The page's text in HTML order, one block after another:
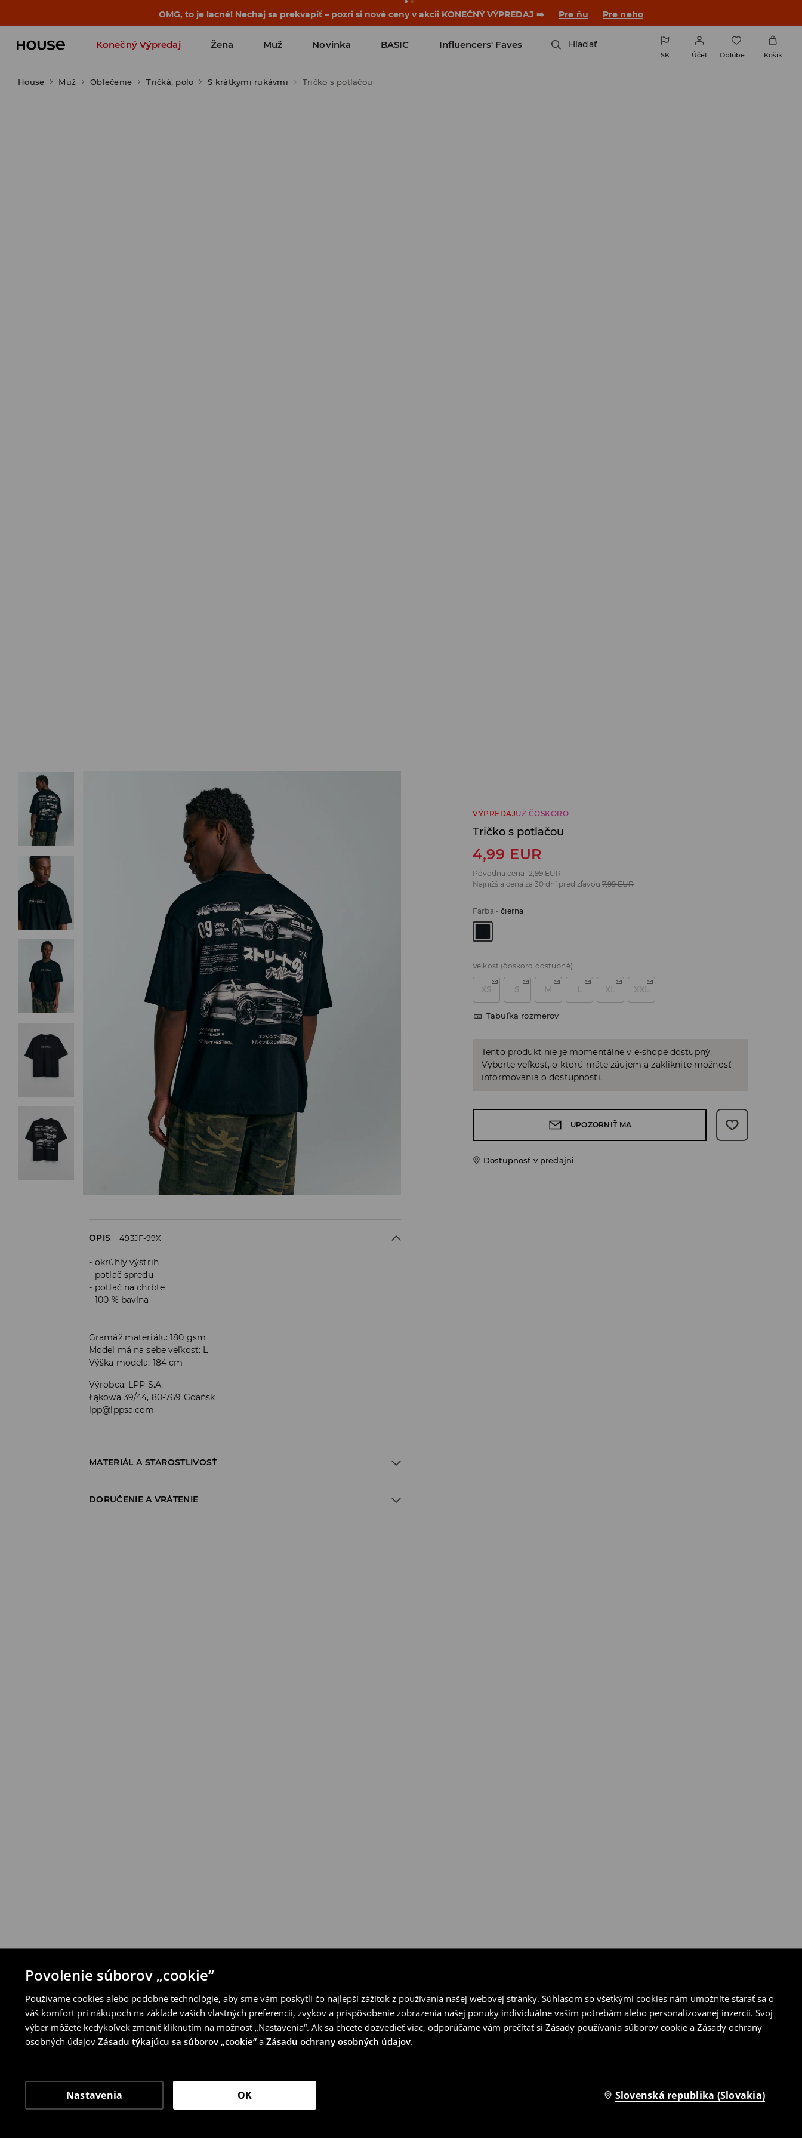
Povolenie súborov „cookie“
Používame cookies alebo podobné technológie, aby sme vám poskytli čo najlepší zážitok z používania našej webovej stránky. Súhlasom so všetkými cookies nám umožníte starať sa o
váš komfort pri nákupoch na základe vašich vlastných preferencií, zvykov a prispôsobenie zobrazenia našej ponuky individuálne vašim potrebám alebo personalizovanej inzercii. Svoj
výber môžete kedykoľvek zmeniť kliknutím na možnosť „Nastavenia“. Ak sa chcete dozvedieť viac, odporúčame vám prečítať si Zásady používania súborov cookie a Zásady ochrany
osobných údajov Zásadu týkajúcu sa súborov „cookie“ a Zásadu ochrany osobných údajov.
Nastavenia OK Slovenská republika (Slovakia)
BACK TO SCHOOL📒Tie najlepšie príbehy sa začínajú ešte pred prvým zvonením. Začni školský rok v novom outfite! Pre ňu
Konečný Výpredaj Žena Muž Novinka BASIC Influencers' Faves Hľadať
SK Účet Obľúbené Košík
House Muž Oblečenie Tričká, polo S krátkymi rukávmi Tričko s potlačou
VÝPREDAJUŽ ČOSKORO
Tričko s potlačou
4,99 EUR
Pôvodná cena 12,99 EUR
Najnižšia cena za 30 dní pred zľavou 7,99 EUR
Farba -čierna
Veľkosť (čoskoro dostupné)
XS S M L XL XXL
Tabuľka rozmerov
Tento produkt nie je momentálne v e-shope dostupný.
Vyberte veľkosť, o ktorú máte záujem a zakliknite možnosť
informovania o dostupnosti.
UPOZORNIŤ MA
Dostupnosť v predajni
OPIS 493JF-99X
okrúhly výstrih
potlač spredu
potlač na chrbte
100 % bavlna
Gramáž materiálu: 180 gsm
Model má na sebe veľkosť: L
Výška modela: 184 cm
Výrobca: LPP S.A.
Łąkowa 39/44, 80-769 Gdańsk
lpp@lppsa.com
MATERIÁL A STAROSTLIVOSŤ
DORUČENIE A VRÁTENIE